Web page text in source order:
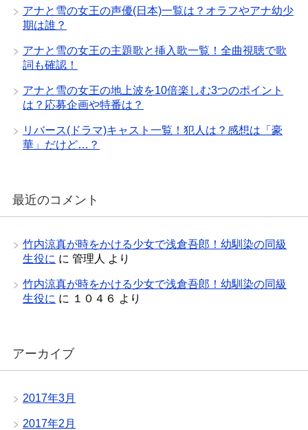
アナと雪の女王の声優(日本)一覧は？オラフやアナ幼少
期は誰？
アナと雪の女王の主題歌と挿入歌一覧！全曲視聴で歌
詞も確認！
アナと雪の女王の地上波を10倍楽しむ3つのポイント
は？応募企画や特番は？
リバース(ドラマ)キャスト一覧！犯人は？感想は「豪
華」だけど…？
最近のコメント
竹内涼真が時をかける少女で浅倉吾郎！幼馴染の同級
生役に に 管理人 より
竹内涼真が時をかける少女で浅倉吾郎！幼馴染の同級
生役に に １０４６ より
アーカイブ
2017年3月
2017年2月